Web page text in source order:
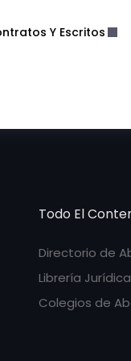
Y Escritos
Todo El
Directorio de
Librería Jurídica
Colegios de